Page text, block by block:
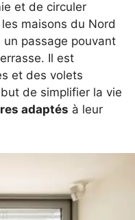
et de circuler
maisons du Nord
passage pouvant
Il est
et des volets
de simplifier la vie
adaptés à leur